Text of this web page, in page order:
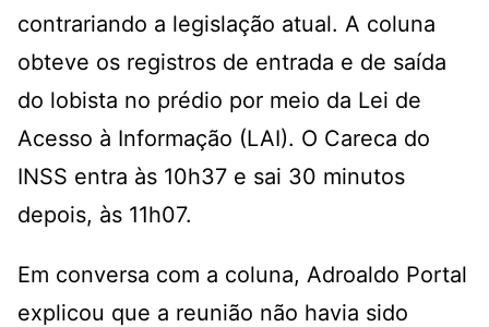
contrariando a legislação atual. A coluna
obteve os registros de entrada e de saída
do lobista no prédio por meio da Lei de
Acesso à Informação (LAI). O Careca do
INSS entra às 10h37 e sai 30 minutos
depois, às 11h07.
Em conversa com a coluna, Adroaldo Portal
explicou que a reunião não havia sido